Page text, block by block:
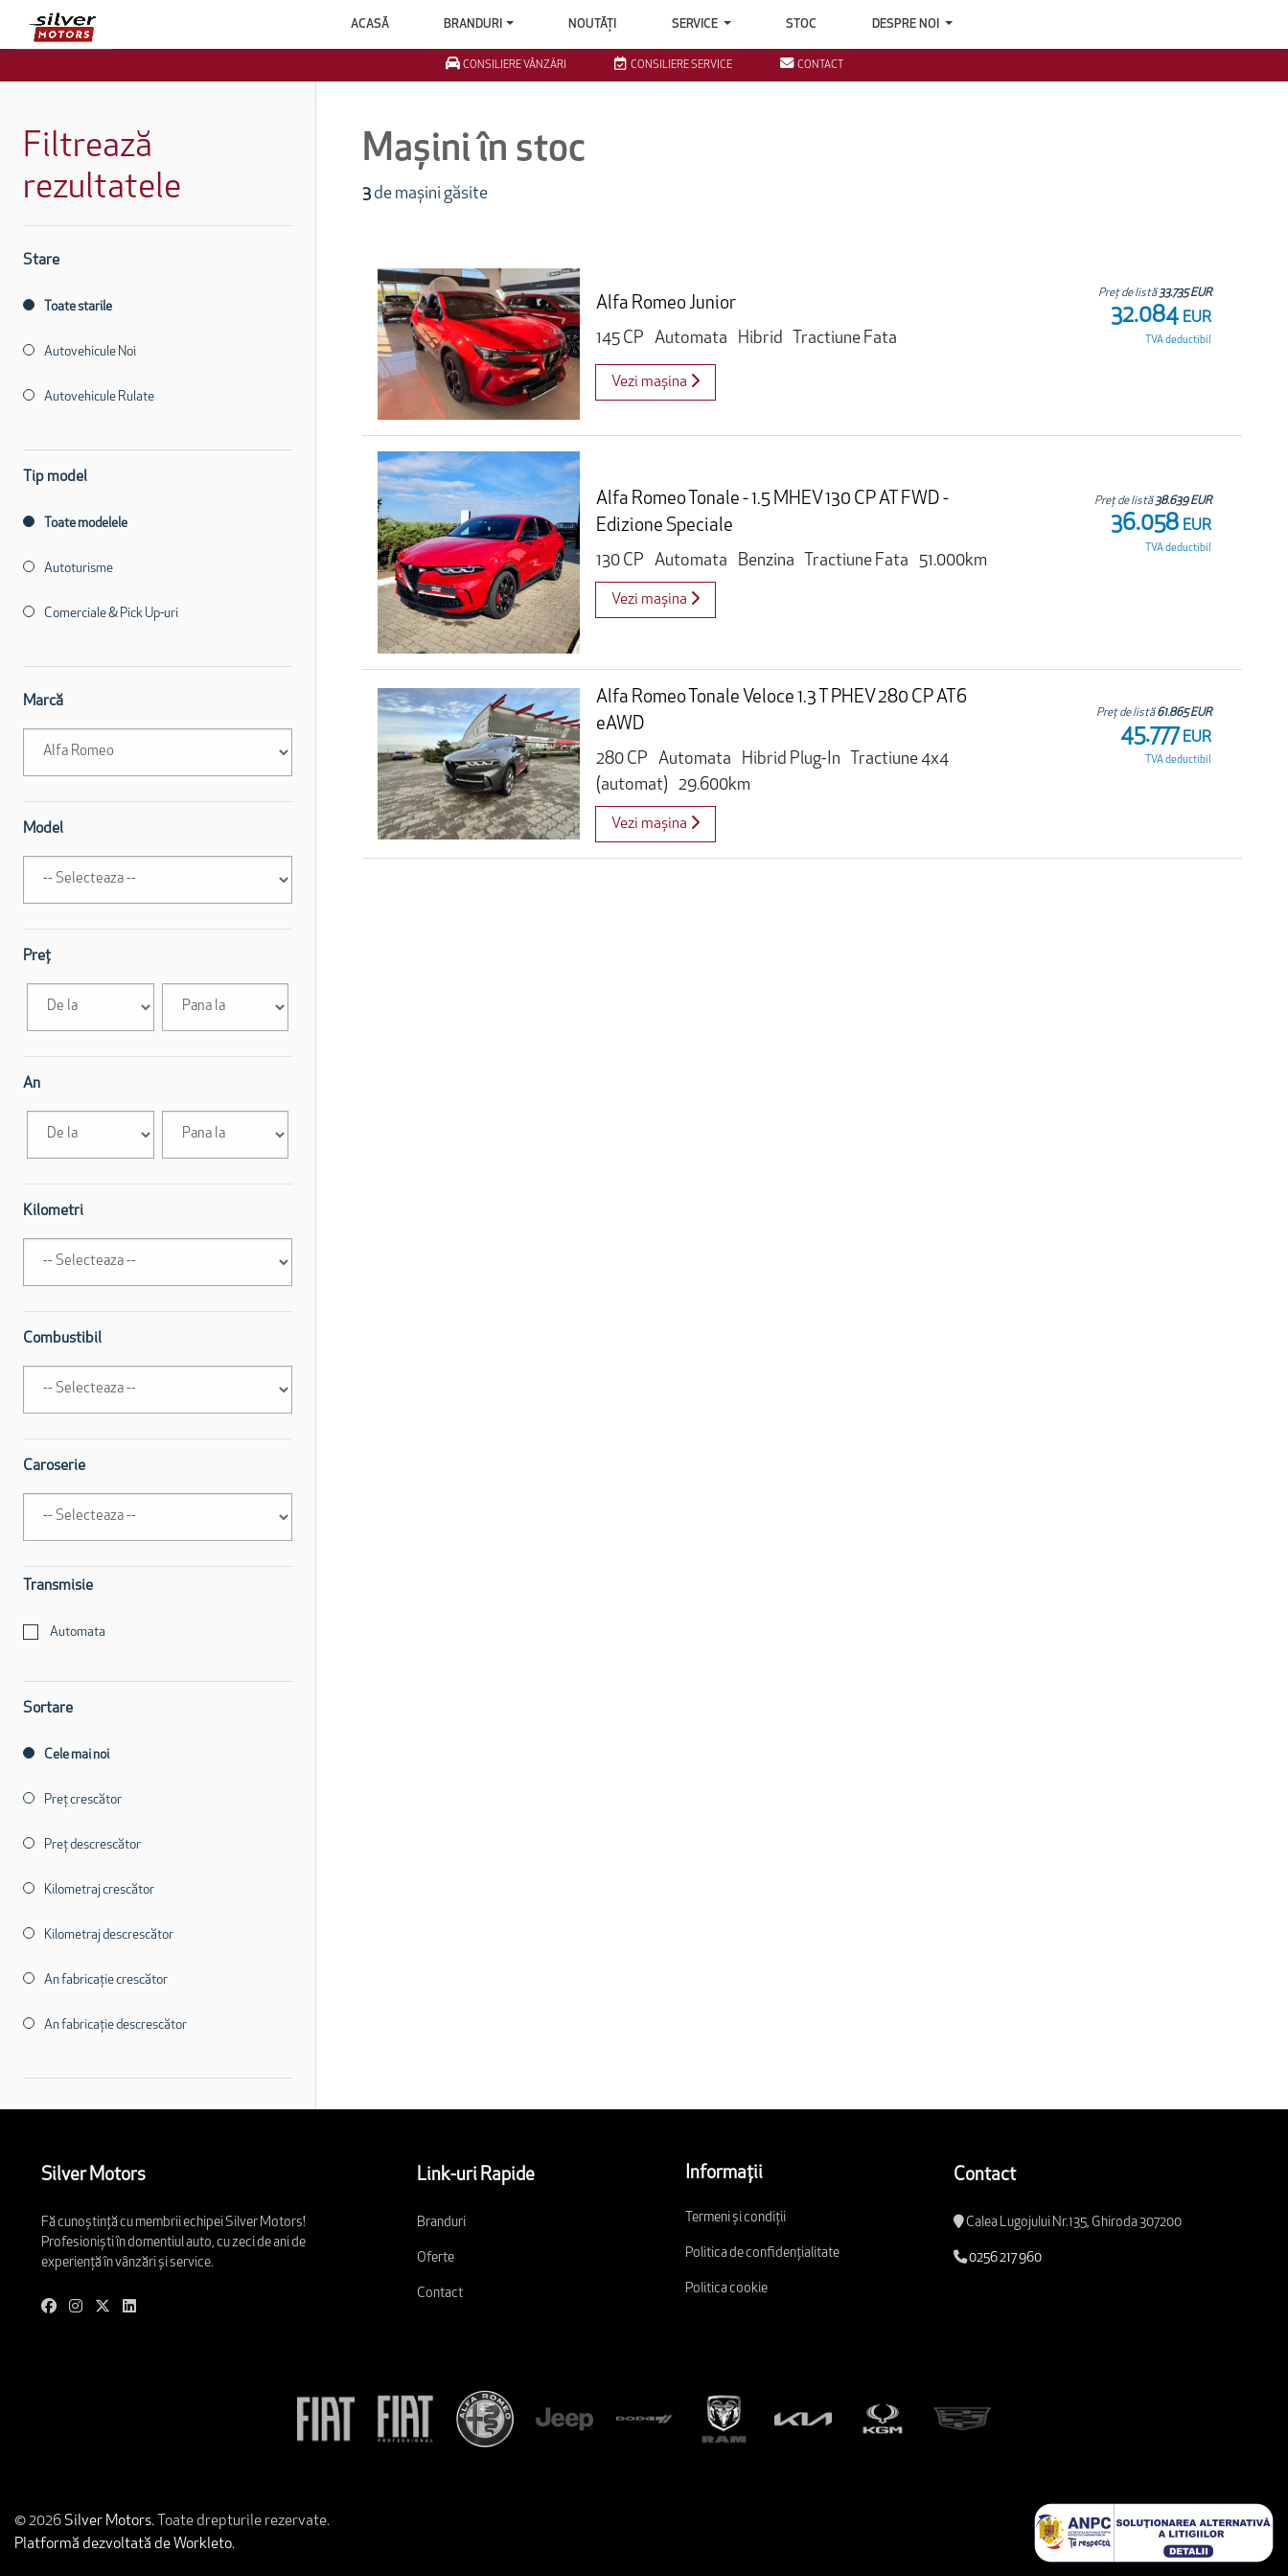
ACASĂ BRANDURI NOUTĂȚI SERVICE STOC DESPRE NOI
CONSILIERE VÂNZĂRI CONSILIERE SERVICE CONTACT
Filtrează
rezultatele
Stare
Toate starile
Autovehicule Noi
Autovehicule Rulate
Tip model
Toate modelele
Autoturisme
Comerciale & Pick Up-uri
Marcă
Model
Preț
An
Kilometri
Combustibil
Caroserie
Transmisie
Automata
Sortare
Cele mai noi
Preț crescător
Preț descrescător
Kilometraj crescător
Kilometraj descrescător
An fabricație crescător
An fabricație descrescător
Mașini în stoc
3 de mașini găsite
Alfa Romeo Junior
145 CP
Automata Hibrid Tractiune Fata
Preț de listă 33.735 EUR
32.084 EUR
TVA deductibil
Vezi mașina
Alfa Romeo Tonale - 1.5 MHEV 130 CP AT FWD -
Edizione Speciale
130 CP
Automata Benzina Tractiune Fata 51.000km
Preț de listă 38.639 EUR
36.058 EUR
TVA deductibil
Vezi mașina
Alfa Romeo Tonale Veloce 1.3 T PHEV 280 CP AT6
eAWD
280 CP
Automata Hibrid Plug-In
Tractiune 4x4
(automat) 29.600km
Preț de listă61.865 EUR
45.777 EUR
TVA deductibil
Vezi mașina
Silver Motors
Fă cunoștință cu membrii echipei Silver Motors!
Profesioniști în domentiul auto, cu zeci de ani de
experiență în vânzări și service.
Link-uri Rapide
Branduri
Oferte
Contact
Informații
Termeni și condiții
Politica de confidențialitate
Politica cookie
Contact
Calea Lugojului Nr.135, Ghiroda 307200
0256 217 960
© 2026 Silver Motors. Toate drepturile rezervate.
Platformă dezvoltată de Workleto.